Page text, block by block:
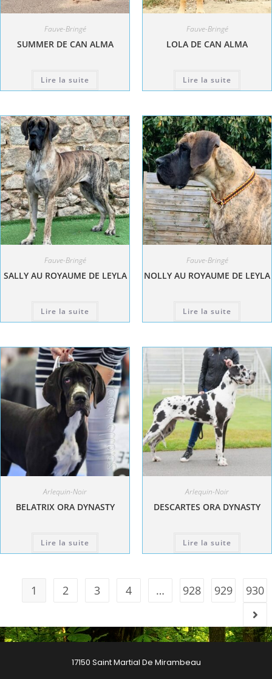
Fauve-Bringé
SUMMER DE CAN ALMA
Lire la suite
Fauve-Bringé
LOLA DE CAN ALMA
Lire la suite
Fauve-Bringé
SALLY AU ROYAUME DE LEYLA
Lire la suite
Fauve-Bringé
NOLLY AU ROYAUME DE LEYLA
Lire la suite
Arlequin-Noir
BELATRIX ORA DYNASTY
Lire la suite
Arlequin-Noir
DESCARTES ORA DYNASTY
Lire la suite
1 2 3 4 … 928 929 930
17150 Saint Martial De Mirambeau